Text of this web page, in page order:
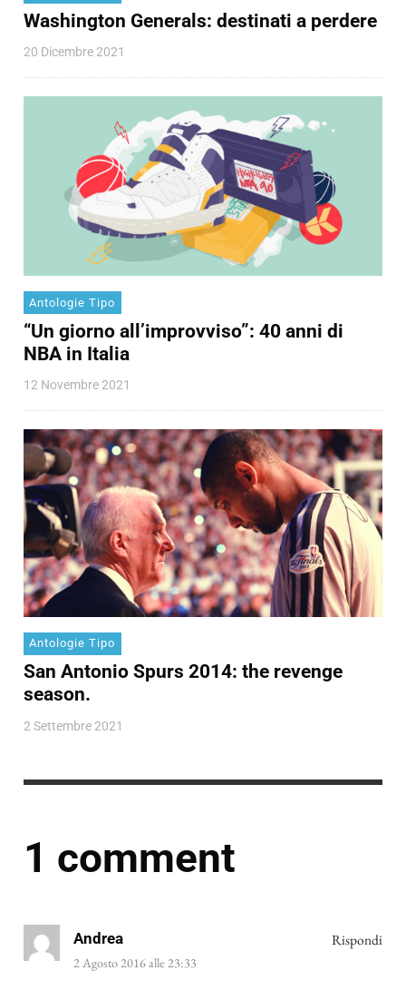
Washington Generals: destinati a perdere
20 Dicembre 2021
Antologie Tipo
“Un giorno all’improvviso”: 40 anni di
NBA in Italia
12 Novembre 2021
Antologie Tipo
San Antonio Spurs 2014: the revenge
season.
2 Settembre 2021
1 comment
Andrea
2 Agosto 2016 alle 23:33
Rispondi